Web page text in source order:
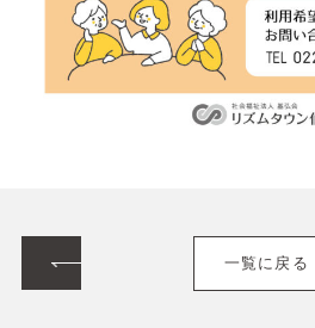
一覧に戻る